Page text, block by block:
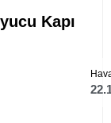
Kapı